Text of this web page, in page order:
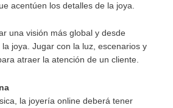
acentúen los detalles de la joya.
una visión más global y desde
joya. Jugar con la luz, escenarios y
atraer la atención de un cliente.
la joyería online deberá tener